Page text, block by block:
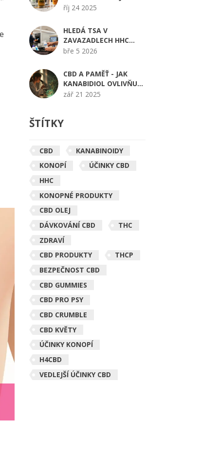
PRAKTICKÝ PRŮVODCE
říj 24 2025
HLEDÁ TSA V
ZAVAZADLECH HHC
PRODUKTY?
bře 5 2026
CBD A PAMĚŤ - JAK
KANABIDIOL OVLIVŇUJE
VAŠE MYŠLENÍ?
zář 21 2025
ŠTÍTKY
CBD
KANABINOIDY
KONOPÍ
ÚČINKY CBD
HHC
KONOPNÉ PRODUKTY
CBD OLEJ
DÁVKOVÁNÍ CBD
THC
ZDRAVÍ
CBD PRODUKTY
THCP
BEZPEČNOST CBD
CBD GUMMIES
CBD PRO PSY
CBD CRUMBLE
CBD KVĚTY
ÚČINKY KONOPÍ
H4CBD
VEDLEJŠÍ ÚČINKY CBD